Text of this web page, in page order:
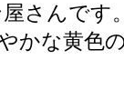
さんです
かな黄色